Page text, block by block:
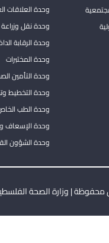
وحدة العلاقات
وحدة نقل
وحدة الرقابة
وحدة المختبرات
وحدة التأمين
وحدة التخطيط
وحدة الطب
وحدة الإسعاف
وحدة الشؤون
| وزارة الصحة الفلسطينية